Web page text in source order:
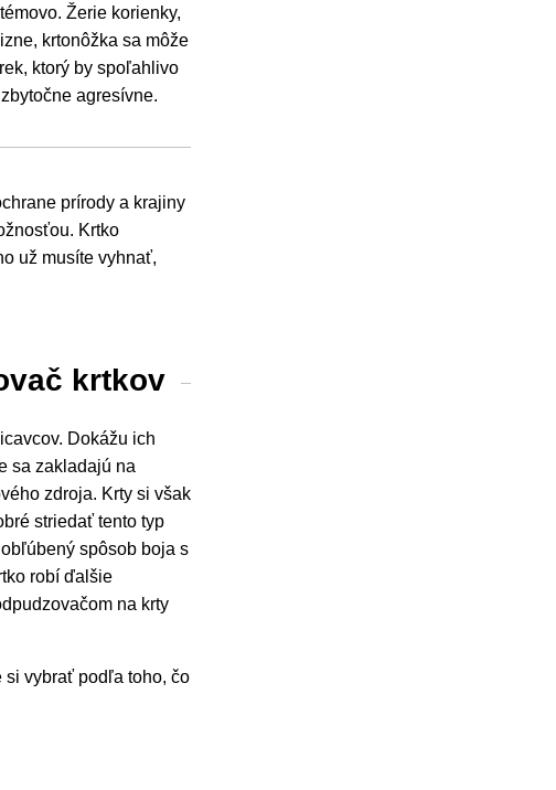
Žerie korienky,
krtonôžka sa môže
ktorý by spoľahlivo
agresívne.
prírody a krajiny
Krtko
už musíte vyhnať,
krtkov
Dokážu ich
sa zakladajú na
zdroja. Krty si však
striedať tento typ
spôsob boja s
robí ďalšie
na krty
si vybrať podľa toho, čo